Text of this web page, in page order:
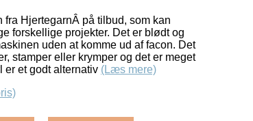
fra HjertegarnÂ på tilbud, som kan
forskellige projekter. Det er blødt og
uden at komme ud af facon. Det
stamper eller krymper og det er meget
et godt alternativ (Læs mere)